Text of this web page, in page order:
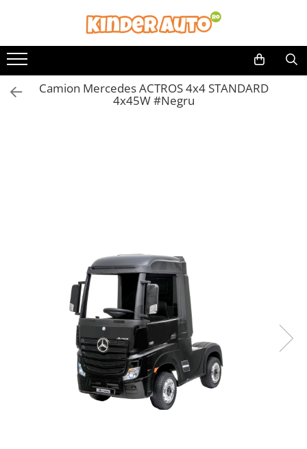
Toate Produsele
Produse in stoc
Masinute electrice
Jucarii RC cu telecomanda
Camion Mercedes ACTROS 4x4 STANDARD
4x45W #Negru